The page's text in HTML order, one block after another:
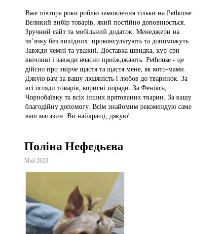
Вже півтора роки роблю замовлення тільки на Pethouse.
Великий вибір товарів, який постійно доповнюється.
Зручний сайт та мобільний додаток. Менеджери на
зв’язку без вихідних: проконсультують та допоможуть.
Завжди чемні та уважні. Доставка швидка, кур’єри
ввічливі і завжди вчасно приїжджають. Pethouse - це
дійсно про звірче щастя та щастя мене, як кото-мами.
Дякую вам за вашу людяність і любов до тваринок. За
всі огляди товарів, корисні поради. За Фенікса,
Чорнобаївку та всіх інших врятованих тварин. За вашу
благодійну допомогу. Всім знайомим рекомендую саме
ваш магазин. Ви найкращі, дякую!
Поліна Нефедьєва
Май 2023